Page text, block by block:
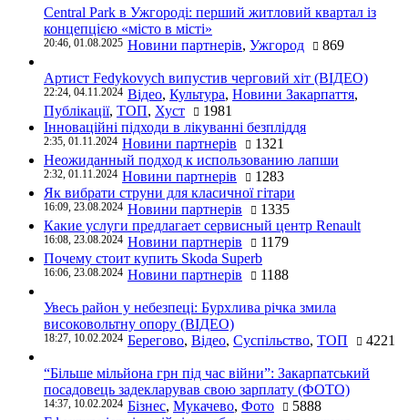
Central Park в Ужгороді: перший житловий квартал із
концепцією «місто в місті»
20:46, 01.08.2025 Новини партнерів, Ужгород 869
Артист Fedykovych випустив черговий хіт (ВІДЕО)
22:24, 04.11.2024 Відео, Культура, Новини Закарпаття,
Публікації, ТОП, Хуст
1981
Інноваційні підходи в лікуванні безпліддя
2:35, 01.11.2024 Новини партнерів
1321
Неожиданный подход к использованию лапши
2:32, 01.11.2024 Новини партнерів
1283
Як вибрати струни для класичної гітари
16:09, 23.08.2024 Новини партнерів
1335
Какие услуги предлагает сервисный центр Renault
16:08, 23.08.2024 Новини партнерів
1179
Почему стоит купить Skoda Superb
16:06, 23.08.2024 Новини партнерів 1188
Увесь район у небезпеці: Бурхлива річка змила
високовольтну опору (ВІДЕО)
18:27, 10.02.2024 Берегово, Відео, Суспільство, ТОП 4221
“Більше мільйона грн під час війни”: Закарпатський
посадовець задекларував свою зарплату (ФОТО)
14:37, 10.02.2024 Бізнес, Мукачево, Фото
5888